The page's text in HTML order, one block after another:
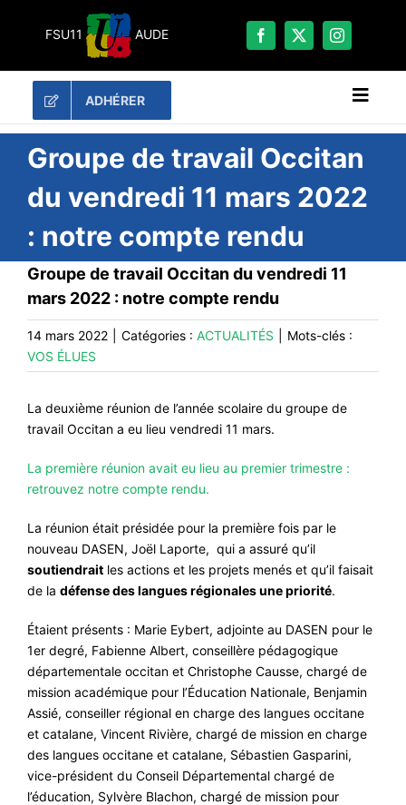
FSU11 AUDE
ADHÉRER
RECHERCHER:
LES UNES
#ACTUALITÉS
LA FSU 11
DOSSIERS
PUBLICATIONS
#ACTIONS
#VOS ÉLUES
#FORMATION
#ÉLECTIONS
#MÉDIAS
#DÉBATS
#PRESSE
#ARCHIVES
Groupe de travail Occitan
du vendredi 11 mars 2022
: notre compte rendu
Groupe de travail Occitan du vendredi 11
mars 2022 : notre compte rendu
14 mars 2022 Catégories : ACTUALITÉS
Mots-clés :
VOS ÉLUES
La deuxième réunion de l’année scolaire du groupe de
travail Occitan a eu lieu vendredi 11 mars.
La première réunion avait eu lieu au premier trimestre :
retrouvez notre compte rendu.
La réunion était présidée pour la première fois par le
nouveau DASEN, Joël Laporte, qui a assuré qu’il
soutiendrait les actions et les projets menés et qu’il faisait
de la défense des langues régionales une priorité.
Étaient présents : Marie Eybert, adjointe au DASEN pour le
1er degré, Fabienne Albert, conseillère pédagogique
départementale occitan et Christophe Causse, chargé de
mission académique pour l’Éducation Nationale, Benjamin
Assié, conseiller régional en charge des langues occitane
et catalane, Vincent Rivière, chargé de mission en charge
des langues occitane et catalane, Sébastien Gasparini,
vice-président du Conseil Départemental chargé de
l’éducation, Sylvère Blachon, chargé de mission pour